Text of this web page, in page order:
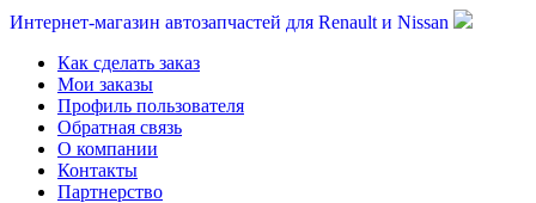
Интернет-магазин автозапчастей для Renault и Nissan
Как сделать заказ
Мои заказы
Профиль пользователя
Обратная связь
О компании
Контакты
Партнерство